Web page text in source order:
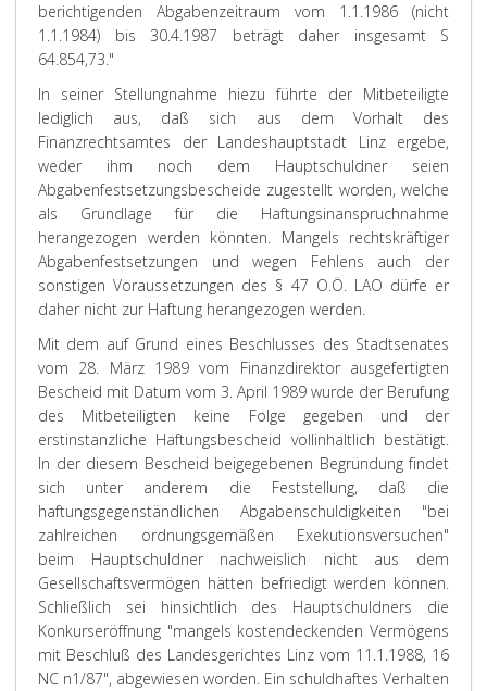
berichtigenden Abgabenzeitraum vom 1.1.1986 (nicht
1.1.1984) bis 30.4.1987 beträgt daher insgesamt S
64.854,73."
In seiner Stellungnahme hiezu führte der Mitbeteiligte
lediglich aus, daß sich aus dem Vorhalt des
Finanzrechtsamtes der Landeshauptstadt Linz ergebe,
weder ihm noch dem Hauptschuldner seien
Abgabenfestsetzungsbescheide zugestellt worden, welche
als Grundlage für die Haftungsinanspruchnahme
herangezogen werden könnten. Mangels rechtskräftiger
Abgabenfestsetzungen und wegen Fehlens auch der
sonstigen Voraussetzungen des § 47 O.Ö. LAO dürfe er
daher nicht zur Haftung herangezogen werden.
Mit dem auf Grund eines Beschlusses des Stadtsenates
vom 28. März 1989 vom Finanzdirektor ausgefertigten
Bescheid mit Datum vom 3. April 1989 wurde der Berufung
des Mitbeteiligten keine Folge gegeben und der
erstinstanzliche Haftungsbescheid vollinhaltlich bestätigt.
In der diesem Bescheid beigegebenen Begründung findet
sich unter anderem die Feststellung, daß die
haftungsgegenständlichen Abgabenschuldigkeiten "bei
zahlreichen ordnungsgemäßen Exekutionsversuchen"
beim Hauptschuldner nachweislich nicht aus dem
Gesellschaftsvermögen hätten befriedigt werden können.
Schließlich sei hinsichtlich des Hauptschuldners die
Konkurseröffnung "mangels kostendeckenden Vermögens
mit Beschluß des Landesgerichtes Linz vom 11.1.1988, 16
NC n1/87", abgewiesen worden. Ein schuldhaftes Verhalten